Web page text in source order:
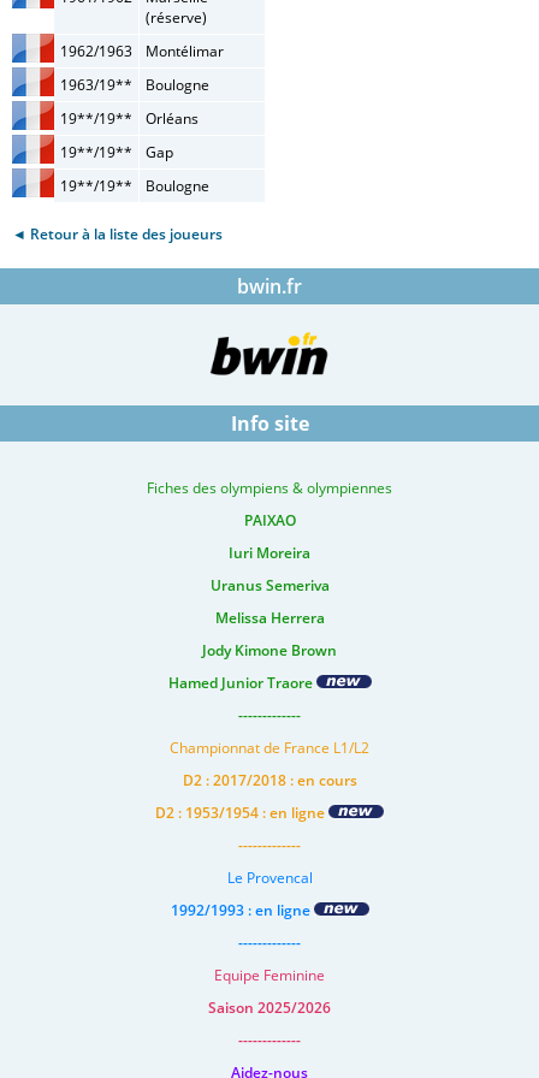
(réserve)
1962/1963
Montélimar
1963/19**
Boulogne
19**/19**
Orléans
19**/19**
Gap
19**/19**
Boulogne
◄ Retour à la liste des joueurs
bwin.fr
Info site
Fiches des olympiens & olympiennes
PAIXAO
Iuri Moreira
Uranus Semeriva
Melissa Herrera
Jody Kimone Brown
Hamed Junior Traore
-------------
Championnat de France L1/L2
D2 : 2017/2018 : en cours
D2 : 1953/1954 : en ligne
-------------
Le Provencal
1992/1993 : en ligne
-------------
Equipe Feminine
Saison 2025/2026
-------------
Aidez-nous